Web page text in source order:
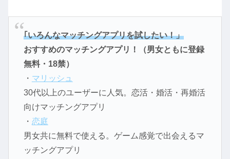
｢いろんなマッチングアプリを試したい！」
おすすめのマッチングアプリ！（男女ともに登録
無料・18禁）
・ マリッシュ
30代以上のユーザーに人気。恋活・婚活・再婚活
向けマッチングアプリ
・ 恋庭
男女共に無料で使える。ゲーム感覚で出会えるマ
ッチングアプリ